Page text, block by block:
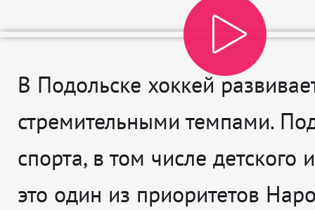
В Подольске хоккей
стремительными темпами.
спорта, в том числе детского
это один из приоритетов